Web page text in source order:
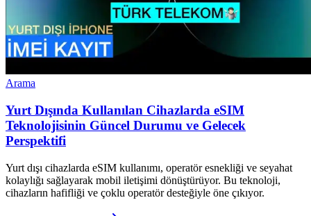
Arama
Yurt Dışında Kullanılan Cihazlarda eSIM
Teknolojisinin Güncel Durumu ve Gelecek
Perspektifi
Yurt dışı cihazlarda eSIM kullanımı, operatör esnekliği ve seyahat
kolaylığı sağlayarak mobil iletişimi dönüştürüyor. Bu teknoloji,
cihazların hafifliği ve çoklu operatör desteğiyle öne çıkıyor.